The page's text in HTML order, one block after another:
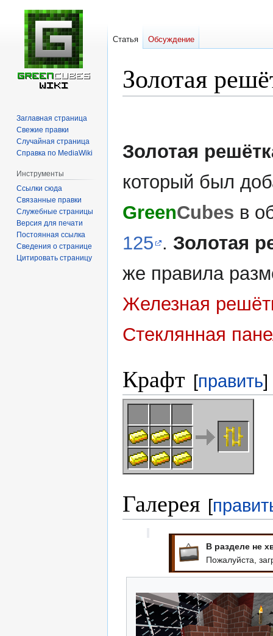
Золотая
Золотая
который был
GreenCubes в
125 . Золотая
же правила
Железная
Стеклянная
Крафт [править]
Галерея [
В разделе не
Пожалуйста,
Статья Обсуждение
Заглавная страница
Свежие правки
Случайная страница
Справка по MediaWiki
Инструменты
Ссылки сюда
Связанные правки
Служебные страницы
Версия для печати
Постоянная ссылка
Сведения о странице
Цитировать страницу